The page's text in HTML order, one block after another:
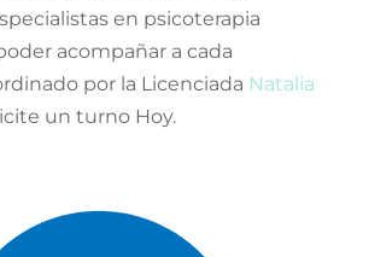
en psicoterapia
acompañar a cada
por la Licenciada Natalia
un turno Hoy.